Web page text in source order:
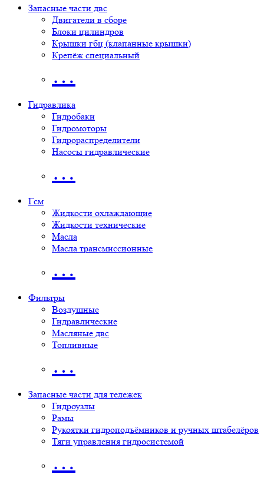
Запасные части двс
Двигатели в сборе
Блоки цилиндров
Крышки гбц (клапанные крышки)
Крепёж специальный
…
Гидравлика
Гидробаки
Гидромоторы
Гидрораспределители
Насосы гидравлические
…
Гсм
Жидкости охлаждающие
Жидкости технические
Масла
Масла трансмиссионные
…
Фильтры
Воздушные
Гидравлические
Масляные двс
Топливные
…
Запасные части для тележек
Гидроузлы
Рамы
Рукоятки гидроподъёмников и ручных штабелёров
Тяги управления гидросистемой
…